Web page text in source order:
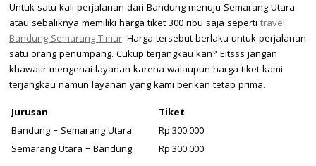
Untuk satu kali perjalanan dari Bandung menuju Semarang Utara
atau sebaliknya memiliki harga tiket 300 ribu saja seperti travel
Bandung Semarang Timur. Harga tersebut berlaku untuk perjalanan
satu orang penumpang. Cukup terjangkau kan? Eitsss jangan
khawatir mengenai layanan karena walaupun harga tiket kami
terjangkau namun layanan yang kami berikan tetap prima.
Jurusan
Tiket
Bandung – Semarang Utara
Rp.300.000
Semarang Utara – Bandung
Rp.300.000